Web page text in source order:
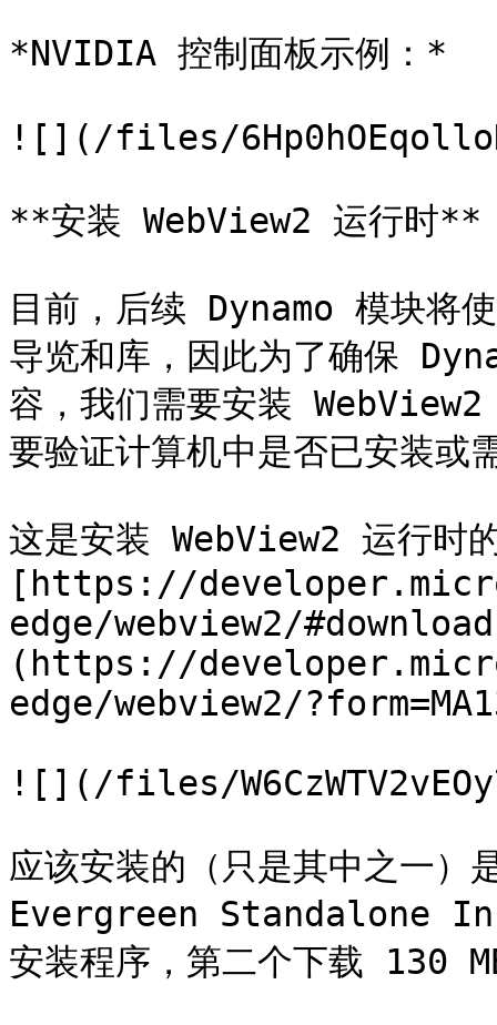
*NVIDIA 控制面板示例：*
![](/files/
**安装 WebView2 运行时**
目前，后续 Dynamo 模块将
导览和库，因此为了确保
容，我们需要安装
要验证计算机中是否已安装或
这是安装 WebView2 运行时
[https://
edge/webview2/
(https://
edge/webview2/
![](/files/
应该安装的（只是其中之
Evergreen Standalone
安装程序，第二个下载 130